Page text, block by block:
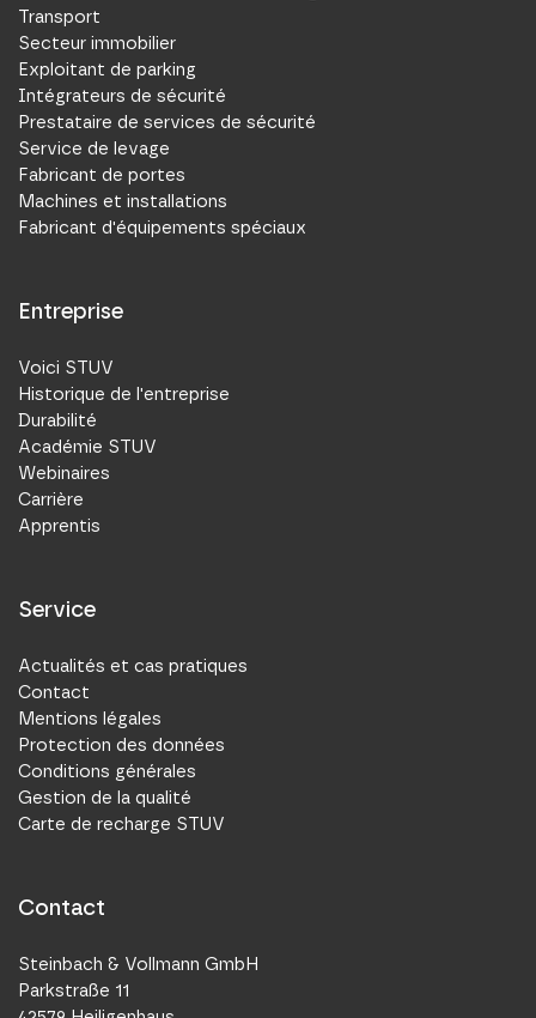
Transport
Secteur immobilier
Exploitant de parking
Intégrateurs de sécurité
Prestataire de services de sécurité
Service de levage
Fabricant de portes
Machines et installations
Fabricant d'équipements spéciaux
Entreprise
Voici STUV
Historique de l'entreprise
Durabilité
Académie STUV
Webinaires
Carrière
Apprentis
Service
Actualités et cas pratiques
Contact
Mentions légales
Protection des données
Conditions générales
Gestion de la qualité
Carte de recharge STUV
Contact
Steinbach & Vollmann GmbH
Parkstraße 11